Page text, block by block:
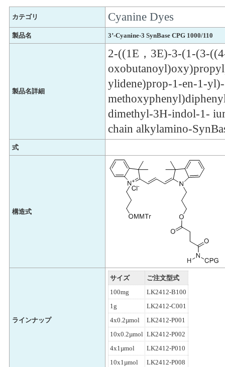
カテゴリ Cyanine Dyes
製品名 3’-Cyanine-3 SynBase CPG 1000/110
製品名詳細
2-((1E，3E)-3-(1-(3-
ylidene)prop-1-en-1-
dimethyl-3H-indol-1-
chain alkylamino-
式
構造式
ラインナップ
サイズ
ご注文型式
100mg
LK2412-B100
1g
LK2412-C001
4x0.2µmol
LK2412-P001
10x0.2µmol LK2412-P002
4x1µmol
LK2412-P010
10x1µmol
LK2412-P008